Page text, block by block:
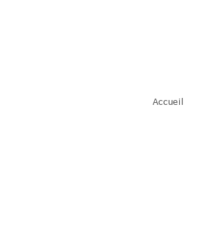
Accueil